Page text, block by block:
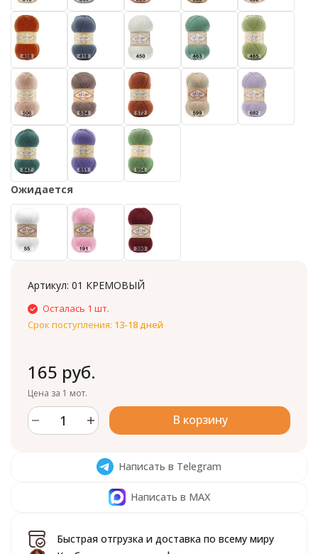
Ожидается
Артикул: 01 КРЕМОВЫЙ
Осталась 1 шт.
Срок поступления: 13-18 дней
165 руб.
Цена за 1 мот.
В корзину
Написать в Telegram
Написать в MAX
Быстрая отгрузка и доставка по всему миру